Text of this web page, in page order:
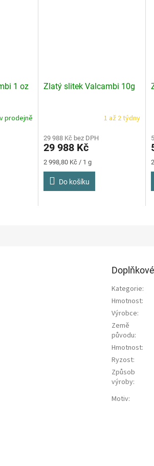
1 oz
prodejně
Zlatý slitek Valcambi 10g
1 až 2 týdny
29 988 Kč bez DPH
29 988 Kč
Měrná
cena:
2 998,80 Kč / 1 g
Do košíku
Kategorie:
Hmotnost:
Výrobce:
Země
původu:
Hmotnost:
Ryzost:
Způsob
výroby:
Motiv: